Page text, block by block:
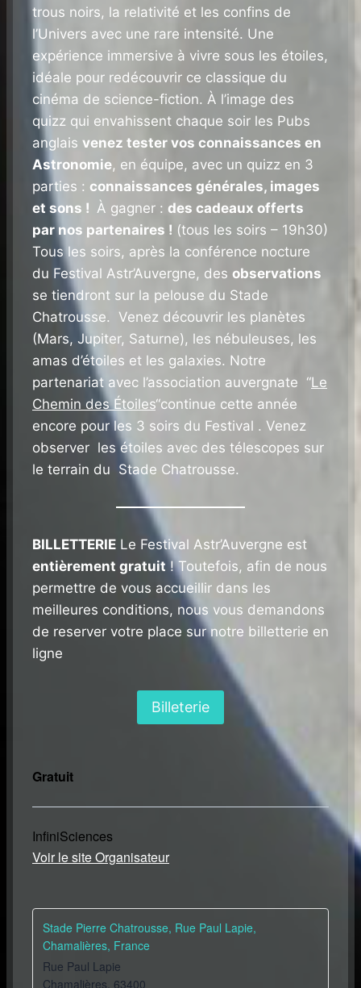
trous noirs, la relativité et les confins de
l’Univers avec une rare intensité. Une
expérience immersive à vivre sous les étoiles,
idéale pour redécouvrir ce classique du
cinéma de science-fiction. À l’image des
quizz qui envahissent chaque soir les Pubs
anglais venez tester vos connaissances en
Astronomie, en équipe, avec un quizz en 3
parties : connaissances générales, images
et sons ! À gagner : des cadeaux offerts
par nos partenaires ! (tous les soirs – 19h30)
Tous les soirs, après la conférence nocture
du Festival Astr’Auvergne, des observations
se tiendront sur la pelouse du Stade
Chatrousse. Venez découvrir les planètes
(Mars, Jupiter, Saturne), les nébuleuses, les
amas d’étoiles et les galaxies. Notre
partenariat avec l’association auvergnate “Le
Chemin des Étoiles“continue cette année
encore pour les 3 soirs du Festival . Venez
observer les étoiles avec des télescopes sur
le terrain du Stade Chatrousse.
BILLETTERIE Le Festival Astr’Auvergne est
entièrement gratuit ! Toutefois, afin de nous
permettre de vous accueillir dans les
meilleures conditions, nous vous demandons
de reserver votre place sur notre billetterie en
ligne
Billeterie
Gratuit
InfiniSciences
Voir le site Organisateur
Stade Pierre Chatrousse, Rue Paul Lapie,
Chamalières, France
Rue Paul Lapie
Chamalières, 63400